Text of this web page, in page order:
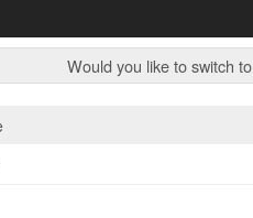
Would you like to switch to